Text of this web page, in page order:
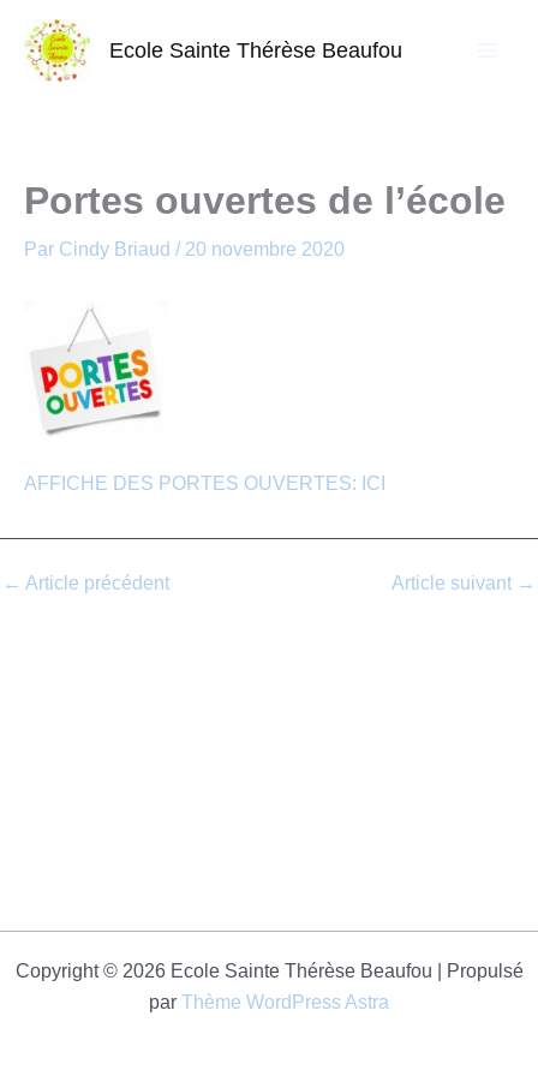
contenu
Ecole Sainte Thérèse Beaufou
Portes ouvertes de l’école
Par Cindy Briaud / 20 novembre 2020
AFFICHE DES PORTES OUVERTES: ICI
← Article précédent Article suivant →
Copyright © 2026 Ecole Sainte Thérèse Beaufou | Propulsé
par Thème WordPress Astra